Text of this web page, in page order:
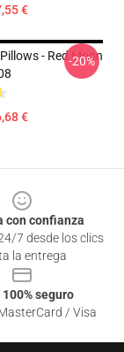
€
- Red Moon
€
-20%
con confianza
7 desde los clics
la entrega
100% seguro
/ Visa